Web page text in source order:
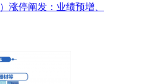
涨停阐发：业绩预增、